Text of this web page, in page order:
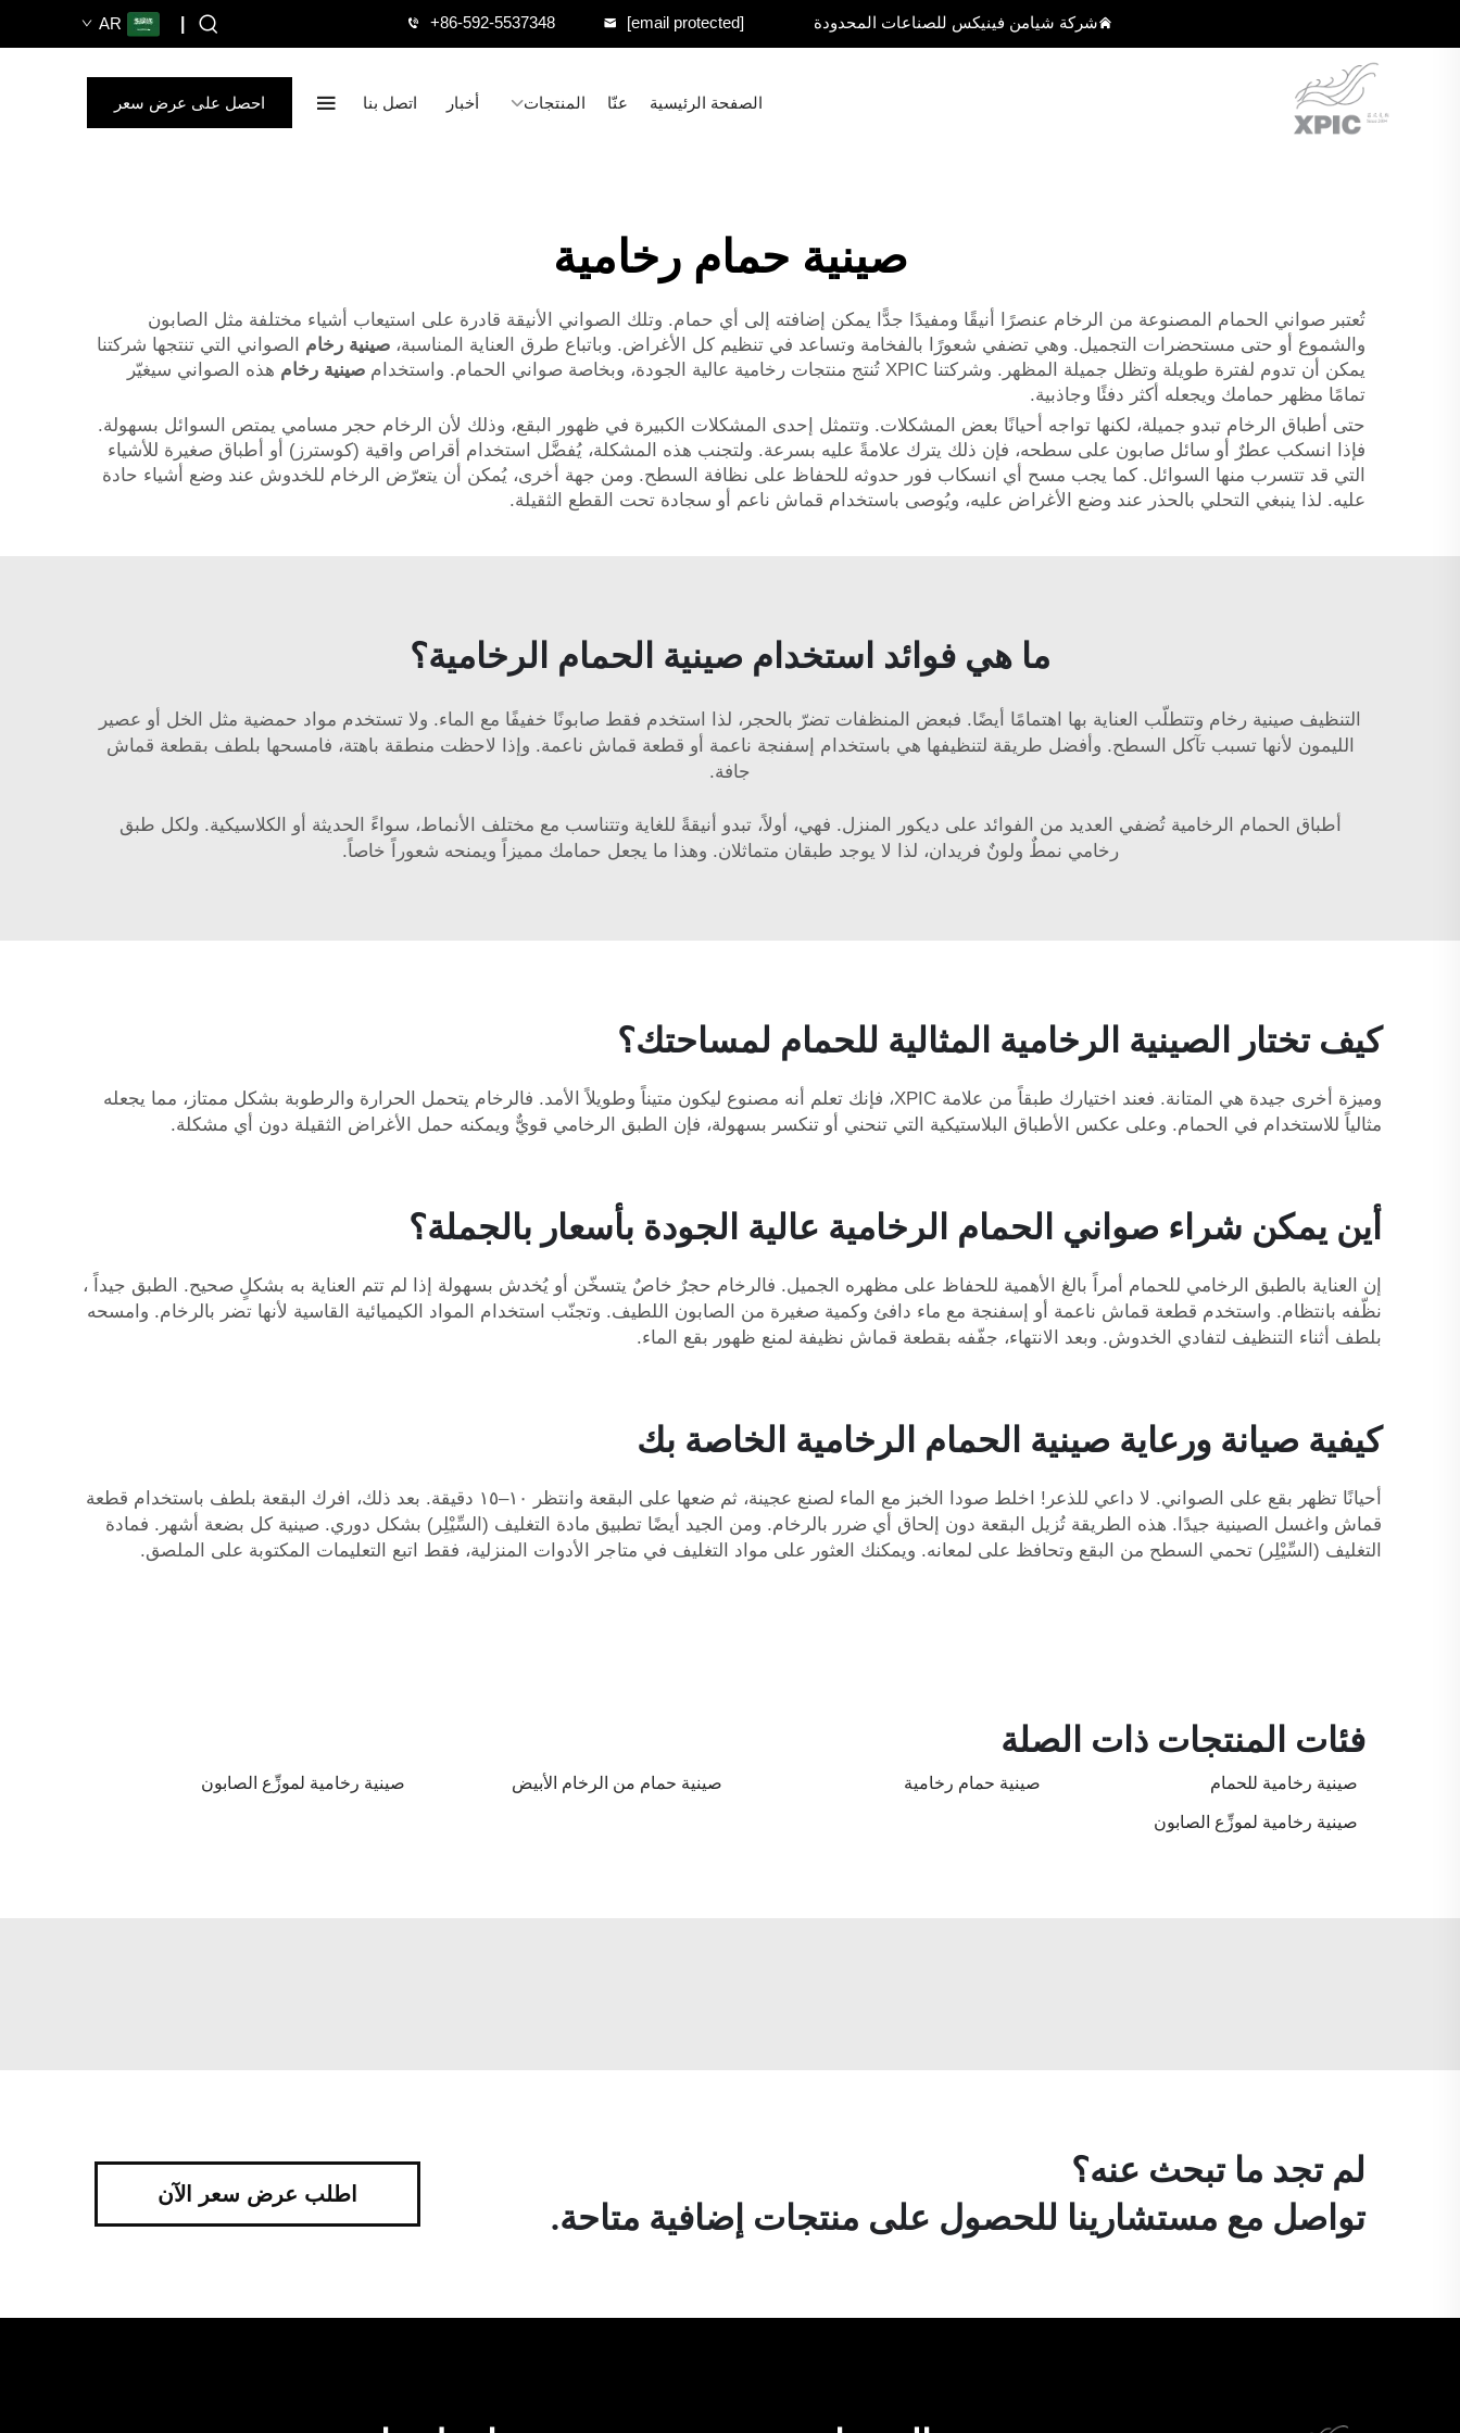
شركة شيامن فينيكس للصناعات المحدودة +86-592-5537348 [email protected]
AR
الصفحة الرئيسية عنّا المنتجات أخبار اتصل بنا احصل على عرض سعر
صينية حمام رخامية
تُعتبر صواني الحمام المصنوعة من الرخام عنصرًا أنيقًا ومفيدًا جدًّا يمكن إضافته إلى أي حمام. وتلك الصواني الأنيقة قادرة على استيعاب أشياء مختلفة مثل الصابون
والشموع أو حتى مستحضرات التجميل. وهي تضفي شعورًا بالفخامة وتساعد في تنظيم كل الأغراض. وباتباع طرق العناية المناسبة، صينية رخام
الصواني التي تنتجها شركتنا
يمكن أن تدوم لفترة طويلة وتظل جميلة المظهر. وشركتنا XPIC تُنتج منتجات رخامية عالية الجودة، وبخاصة صواني الحمام. واستخدام
صينية رخام هذه الصواني سيغيّر
تمامًا مظهر حمامك ويجعله أكثر دفئًا وجاذبية.
حتى أطباق الرخام تبدو جميلة، لكنها تواجه أحيانًا بعض المشكلات. وتتمثل إحدى المشكلات الكبيرة في ظهور البقع، وذلك لأن الرخام حجر مسامي يمتص السوائل بسهولة.
فإذا انسكب عطرٌ أو سائل صابون على سطحه، فإن ذلك يترك علامةً عليه بسرعة. ولتجنب هذه المشكلة، يُفضَّل استخدام أقراص واقية (كوسترز) أو أطباق صغيرة للأشياء
التي قد تتسرب منها السوائل. كما يجب مسح أي انسكاب فور حدوثه للحفاظ على نظافة السطح. ومن جهة أخرى، يُمكن أن يتعرّض الرخام للخدوش عند وضع أشياء حادة
عليه. لذا ينبغي التحلي بالحذر عند وضع الأغراض عليه، ويُوصى باستخدام قماش ناعم أو سجادة تحت القطع الثقيلة.
ما هي فوائد استخدام صينية الحمام الرخامية؟
التنظيف صينية رخام وتتطلّب العناية بها اهتمامًا أيضًا. فبعض المنظفات تضرّ بالحجر، لذا استخدم فقط صابونًا خفيفًا مع الماء. ولا تستخدم مواد حمضية مثل الخل أو عصير
الليمون لأنها تسبب تآكل السطح. وأفضل طريقة لتنظيفها هي باستخدام إسفنجة ناعمة أو قطعة قماش ناعمة. وإذا لاحظت منطقة باهتة، فامسحها بلطف بقطعة قماش
جافة.
أطباق الحمام الرخامية تُضفي العديد من الفوائد على ديكور المنزل. فهي، أولاً، تبدو أنيقةً للغاية وتتناسب مع مختلف الأنماط، سواءً الحديثة أو الكلاسيكية. ولكل طبق
رخامي نمطٌ ولونٌ فريدان، لذا لا يوجد طبقان متماثلان. وهذا ما يجعل حمامك مميزاً ويمنحه شعوراً خاصاً.
كيف تختار الصينية الرخامية المثالية للحمام لمساحتك؟
وميزة أخرى جيدة هي المتانة. فعند اختيارك طبقاً من علامة XPIC، فإنك تعلم أنه مصنوع ليكون متيناً وطويلاً الأمد. فالرخام يتحمل الحرارة والرطوبة بشكل ممتاز، مما يجعله
مثالياً للاستخدام في الحمام. وعلى عكس الأطباق البلاستيكية التي تنحني أو تنكسر بسهولة، فإن الطبق الرخامي قويٌّ ويمكنه حمل الأغراض الثقيلة دون أي مشكلة.
أين يمكن شراء صواني الحمام الرخامية عالية الجودة بأسعار بالجملة؟
إن العناية بالطبق الرخامي للحمام أمراً بالغ الأهمية للحفاظ على مظهره الجميل. فالرخام حجرٌ خاصٌ يتسخّن أو يُخدش بسهولة إذا لم تتم العناية به بشكلٍ صحيح. الطبق جيداً ،
نظّفه بانتظام. واستخدم قطعة قماش ناعمة أو إسفنجة مع ماء دافئ وكمية صغيرة من الصابون اللطيف. وتجنّب استخدام المواد الكيميائية القاسية لأنها تضر بالرخام. وامسحه
بلطف أثناء التنظيف لتفادي الخدوش. وبعد الانتهاء، جفّفه بقطعة قماش نظيفة لمنع ظهور بقع الماء.
كيفية صيانة ورعاية صينية الحمام الرخامية الخاصة بك
أحيانًا تظهر بقع على الصواني. لا داعي للذعر! اخلط صودا الخبز مع الماء لصنع عجينة، ثم ضعها على البقعة وانتظر ١٠–١٥ دقيقة. بعد ذلك، افرك البقعة بلطف باستخدام قطعة
قماش واغسل الصينية جيدًا. هذه الطريقة تُزيل البقعة دون إلحاق أي ضرر بالرخام. ومن الجيد أيضًا تطبيق مادة التغليف (السِّيْلِر) بشكل دوري. صينية كل بضعة أشهر. فمادة
التغليف (السِّيْلِر) تحمي السطح من البقع وتحافظ على لمعانه. ويمكنك العثور على مواد التغليف في متاجر الأدوات المنزلية، فقط اتبع التعليمات المكتوبة على الملصق.
فئات المنتجات ذات الصلة
صينية رخامية للحمام صينية حمام رخامية صينية حمام من الرخام الأبيض صينية رخامية لموزِّع الصابون
صينية رخامية لموزِّع الصابون
لم تجد ما تبحث عنه؟
تواصل مع مستشارينا للحصول على منتجات إضافية متاحة.
اطلب عرض سعر الآن